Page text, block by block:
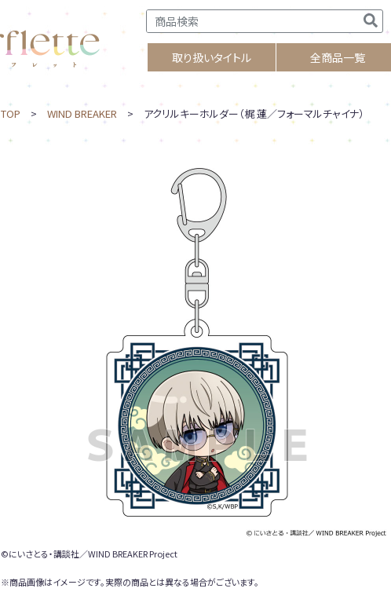
取り扱いタイトル 全商品一覧
TOP > WIND BREAKER > アクリルキーホルダー（梶 蓮／フォーマルチャイナ）
©にいさとる・講談社／WIND BREAKER Project
※商品画像はイメージです。実際の商品とは異なる場合がございます。